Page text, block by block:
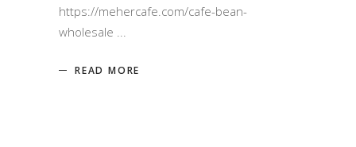
https://mehercafe.com/cafe-bean-
wholesale
READ MORE